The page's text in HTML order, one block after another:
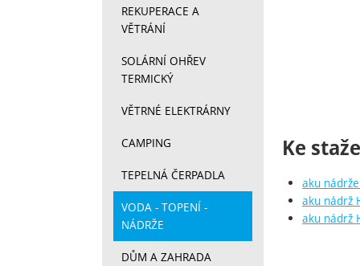
Ke
aku
aku nádrž
aku nádrž
REKUPERACE A
VĚTRÁNÍ
SOLÁRNÍ OHŘEV
TERMICKÝ
VĚTRNÉ ELEKTRÁRNY
CAMPING
TEPELNÁ ČERPADLA
VODA - TOPENÍ -
NÁDRŽE
DŮM A ZAHRADA